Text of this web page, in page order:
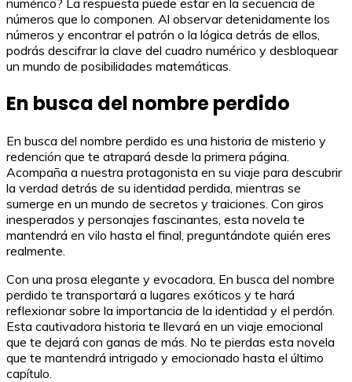
numérico? La respuesta puede estar en la secuencia de
números que lo componen. Al observar detenidamente los
números y encontrar el patrón o la lógica detrás de ellos,
podrás descifrar la clave del cuadro numérico y desbloquear
un mundo de posibilidades matemáticas.
En busca del nombre perdido
En busca del nombre perdido es una historia de misterio y
redención que te atrapará desde la primera página.
Acompaña a nuestra protagonista en su viaje para descubrir
la verdad detrás de su identidad perdida, mientras se
sumerge en un mundo de secretos y traiciones. Con giros
inesperados y personajes fascinantes, esta novela te
mantendrá en vilo hasta el final, preguntándote quién eres
realmente.
Con una prosa elegante y evocadora, En busca del nombre
perdido te transportará a lugares exóticos y te hará
reflexionar sobre la importancia de la identidad y el perdón.
Esta cautivadora historia te llevará en un viaje emocional
que te dejará con ganas de más. No te pierdas esta novela
que te mantendrá intrigado y emocionado hasta el último
capítulo.